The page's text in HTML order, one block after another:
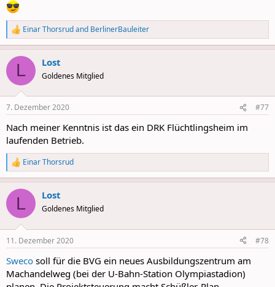
R
e
a
c
i
s
Einar Thorsrudand BerlinerBauleiter
L Lost
Goldenes Mitglied
7. Dezember 2020 #77
Nach meiner Kenntnis ist das ein DRK Flüchtlingsheim im
laufenden Betrieb.
R
e
a
c
i
s
Einar Thorsrud
L Lost
Goldenes Mitglied
11. Dezember 2020 #78
Sweco soll für die BVG ein neues Ausbildungszentrum am
Machandelweg (bei der U-Bahn-Station Olympiastadion)